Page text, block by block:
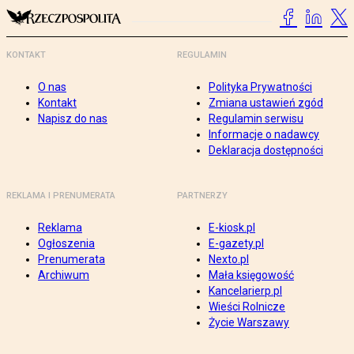
KONTAKT
O nas
Kontakt
Napisz do nas
REGULAMIN
Polityka Prywatności
Zmiana ustawień zgód
Regulamin serwisu
Informacje o nadawcy
Deklaracja dostępności
REKLAMA I PRENUMERATA
Reklama
Ogłoszenia
Prenumerata
Archiwum
PARTNERZY
E-kiosk.pl
E-gazety.pl
Nexto.pl
Mała księgowość
Kancelarierp.pl
Wieści Rolnicze
Życie Warszawy